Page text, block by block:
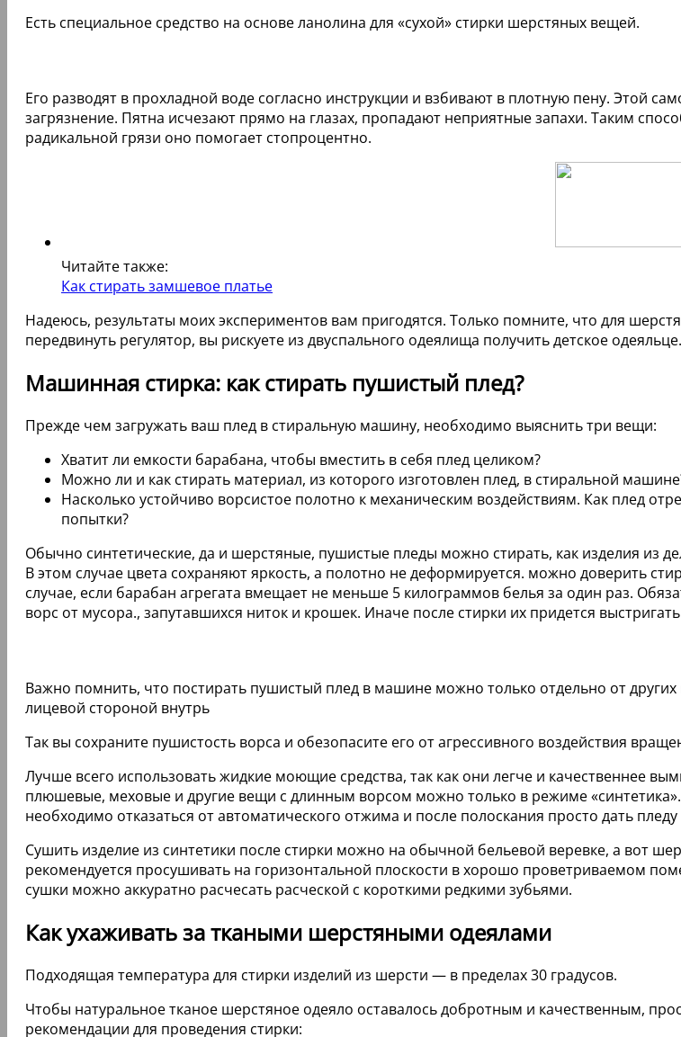
Есть специальное средство на основе ланолина для «сухой» стирки шерстяных вещей.
Его разводят в прохладной воде согласно инструкции и взбивают в плотную пену. Этой
загрязнение. Пятна исчезают прямо на глазах, пропадают неприятные запахи. Таким
радикальной грязи оно помогает стопроцентно.
Читайте также:
Как стирать замшевое платье
Надеюсь, результаты моих экспериментов вам пригодятся. Только помните, что для
передвинуть регулятор, вы рискуете из двуспального одеялища получить детское
Машинная стирка: как стирать пушистый плед?
Прежде чем загружать ваш плед в стиральную машину, необходимо выяснить три вещи:
Хватит ли емкости барабана, чтобы вместить в себя плед целиком?
Можно ли и как стирать материал, из которого изготовлен плед, в стиральной
Насколько устойчиво ворсистое полотно к механическим воздействиям. Как плед
попытки?
Обычно синтетические, да и шерстяные, пушистые пледы можно стирать, как изделия из
В этом случае цвета сохраняют яркость, а полотно не деформируется. можно доверить
случае, если барабан агрегата вмещает не меньше 5 килограммов белья за один раз.
ворс от мусора., запутавшихся ниток и крошек. Иначе после стирки их придется
Важно помнить, что постирать пушистый плед в машине можно только отдельно от
лицевой стороной внутрь
Так вы сохраните пушистость ворса и обезопасите его от агрессивного воздействия
Лучше всего использовать жидкие моющие средства, так как они легче и качественнее
плюшевые, меховые и другие вещи с длинным ворсом можно только в режиме
необходимо отказаться от автоматического отжима и после полоскания просто дать
Сушить изделие из синтетики после стирки можно на обычной бельевой веревке, а вот
рекомендуется просушивать на горизонтальной плоскости в хорошо проветриваемом
сушки можно аккуратно расчесать расческой с короткими редкими зубьями.
Как ухаживать за ткаными шерстяными одеялами
Подходящая температура для стирки изделий из шерсти — в пределах 30 градусов.
Чтобы натуральное тканое шерстяное одеяло оставалось добротным и качественным,
рекомендации для проведения стирки: